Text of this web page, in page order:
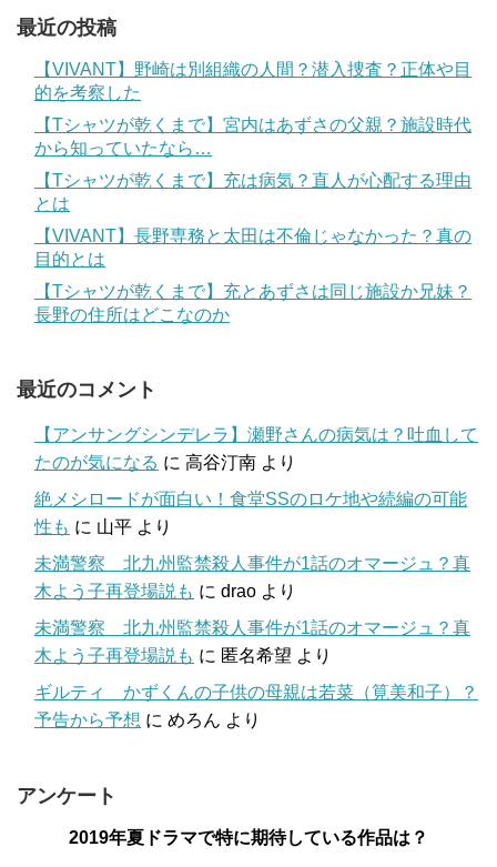
最近の投稿
【VIVANT】野崎は別組織の人間？潜入捜査？正体や目
的を考察した
【Tシャツが乾くまで】宮内はあずさの父親？施設時代
から知っていたなら…
【Tシャツが乾くまで】充は病気？直人が心配する理由
とは
【VIVANT】長野専務と太田は不倫じゃなかった？真の
目的とは
【Tシャツが乾くまで】充とあずさは同じ施設か兄妹？
長野の住所はどこなのか
最近のコメント
【アンサングシンデレラ】瀬野さんの病気は？吐血して
たのが気になる に 高谷汀南 より
絶メシロードが面白い！食堂SSのロケ地や続編の可能
性も に 山平 より
未満警察 北九州監禁殺人事件が1話のオマージュ？真
木よう子再登場説も に drao より
未満警察 北九州監禁殺人事件が1話のオマージュ？真
木よう子再登場説も に 匿名希望 より
ギルティ かずくんの子供の母親は若菜（筧美和子）？
予告から予想 に めろん より
アンケート
2019年夏ドラマで特に期待している作品は？